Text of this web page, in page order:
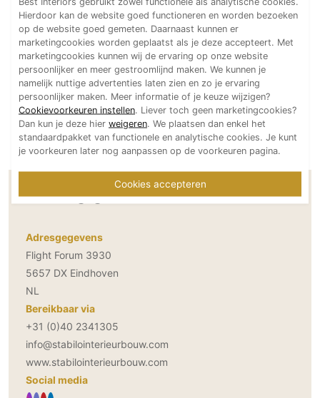
Technologie
Audio/Video
Thuisbioscoop
Domotica
Mirror TV
Fitnessapparatuur
Wifi
Overig
Aannemers Interieur
Binnenzwembaden
Wellness
Wijnkelder en wijnkasten
Contactgegevens Stabilo Interieurbouw
Adresgegevens
Flight Forum 3930
5657 DX Eindhoven
NL
Bereikbaar via
+31 (0)40 2341305
info@stabilointerieurbouw.com
www.stabilointerieurbouw.com
Social media
Hierdoor kan de website goed functioneren en worden bezoeken
op de website goed gemeten. Daarnaast kunnen er
marketingcookies worden geplaatst als je deze accepteert. Met
marketingcookies kunnen wij de ervaring op onze website
persoonlijker en meer gestroomlijnd maken. We kunnen je
namelijk nuttige advertenties laten zien en zo je ervaring
persoonlijker maken. Meer informatie of je keuze wijzigen?
Cookievoorkeuren instellen. Liever toch geen marketingcookies?
Dan kun je deze hier weigeren. We plaatsen dan enkel het
standaardpakket van functionele en analytische cookies. Je kunt
je voorkeuren later nog aanpassen op de voorkeuren pagina.
Cookies accepteren